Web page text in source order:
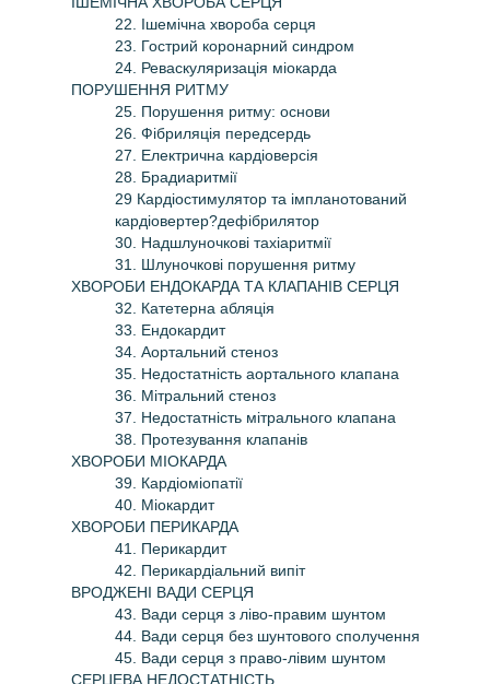
22. Ішемічна хвороба серця
23. Гострий коронарний синдром
24. Реваскуляризація міокарда
ПОРУШЕННЯ РИТМУ
25. Порушення ритму: основи
26. Фібриляція передсердь
27. Електрична кардіоверсія
28. Брадиаритмії
29 Кардіостимулятор та імпланотований
кардіовертер?дефібрилятор
30. Надшлуночкові тахіаритмії
31. Шлуночкові порушення ритму
ХВОРОБИ ЕНДОКАРДА ТА КЛАПАНІВ СЕРЦЯ
32. Катетерна абляція
33. Ендокардит
34. Аортальний стеноз
35. Недостатність аортального клапана
36. Мітральний стеноз
37. Недостатність мітрального клапана
38. Протезування клапанів
ХВОРОБИ МІОКАРДА
39. Кардіоміопатії
40. Міокардит
ХВОРОБИ ПЕРИКАРДА
41. Перикардит
42. Перикардіальний випіт
ВРОДЖЕНІ ВАДИ СЕРЦЯ
43. Вади серця з ліво-правим шунтом
44. Вади серця без шунтового сполучення
45. Вади серця з право-лівим шунтом
СЕРЦЕВА НЕДОСТАТНІСТЬ